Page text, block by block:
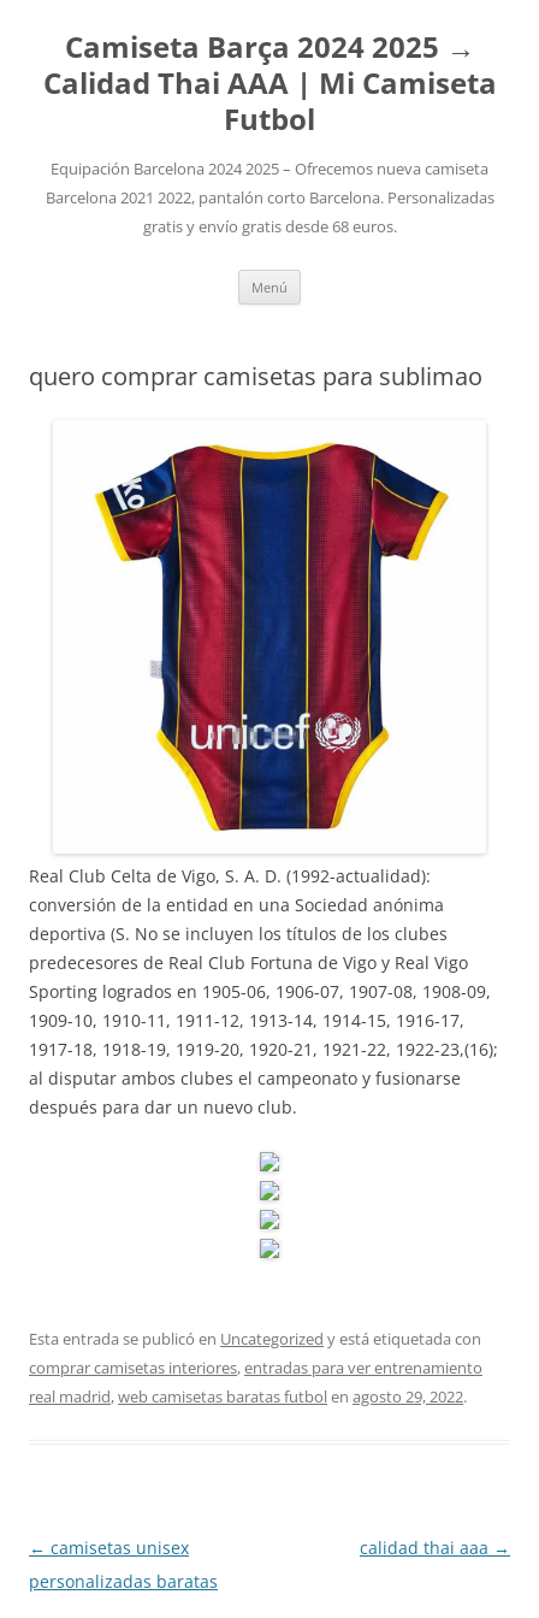
Camiseta Barça 2024 2025 →
Calidad Thai AAA | Mi Camiseta
Futbol
Equipación Barcelona 2024 2025 – Ofrecemos nueva camiseta
Barcelona 2021 2022, pantalón corto Barcelona. Personalizadas
gratis y envío gratis desde 68 euros.
Menú
quero comprar camisetas para sublimao
Real Club Celta de Vigo, S. A. D. (1992-actualidad):
conversión de la entidad en una Sociedad anónima
deportiva (S. No se incluyen los títulos de los clubes
predecesores de Real Club Fortuna de Vigo y Real Vigo
Sporting logrados en 1905-06, 1906-07, 1907-08, 1908-09,
1909-10, 1910-11, 1911-12, 1913-14, 1914-15, 1916-17,
1917-18, 1918-19, 1919-20, 1920-21, 1921-22, 1922-23,(16);
al disputar ambos clubes el campeonato y fusionarse
después para dar un nuevo club.
Esta entrada se publicó en Uncategorized y está etiquetada con
comprar camisetas interiores,entradas para ver entrenamiento
real madrid,web camisetas baratas futbolen agosto 29, 2022.
Navegación
de
← camisetas unisex
personalizadas baratas
calidad thai aaa →